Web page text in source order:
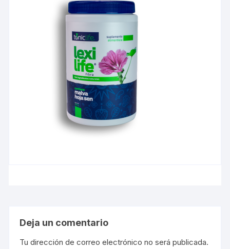
Deja un comentario
Tu dirección de correo electrónico no será publicada.